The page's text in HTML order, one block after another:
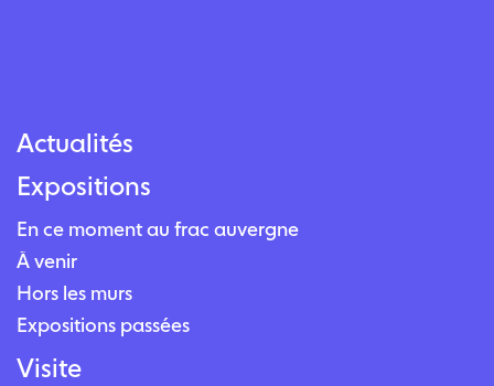
Actualités
Expositions
En ce moment au frac auvergne
À venir
Hors les murs
Expositions passées
Visite